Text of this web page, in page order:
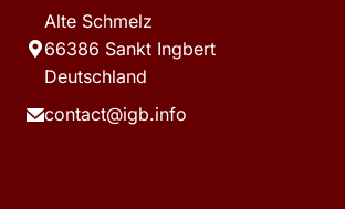
Alte Schmelz
66386 Sankt Ingbert
Deutschland
contact@igb.info